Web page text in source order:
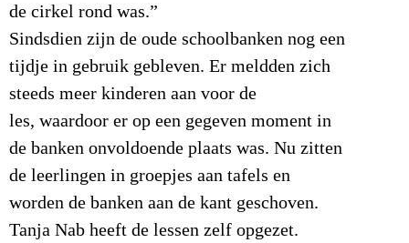
de cirkel rond was.”
Sindsdien zijn de oude schoolbanken nog een
tijdje in gebruik gebleven. Er meldden zich
steeds meer kinderen aan voor de
les, waardoor er op een gegeven moment in
de banken onvoldoende plaats was. Nu zitten
de leerlingen in groepjes aan tafels en
worden de banken aan de kant geschoven.
Tanja Nab heeft de lessen zelf opgezet.